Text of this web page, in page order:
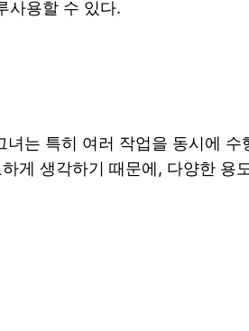
사용할 수 있다.
는 특히 여러 작업을 동시에 수
게 생각하기 때문에, 다양한 용